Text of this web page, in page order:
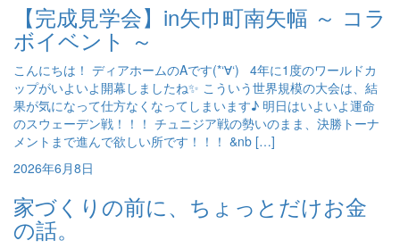
【完成見学会】in矢巾町南矢幅 ～ コラ
ボイベント ～
こんにちは！ ディアホームのAです(*‘∀‘) 4年に1度のワールドカ
ップがいよいよ開幕しましたね✨ こういう世界規模の大会は、結
果が気になって仕方なくなってしまいます♪ 明日はいよいよ運命
のスウェーデン戦！！！ チュニジア戦の勢いのまま、決勝トーナ
メントまで進んで欲しい所です！！！ &nb […]
2026年6月8日
家づくりの前に、ちょっとだけお金
の話。